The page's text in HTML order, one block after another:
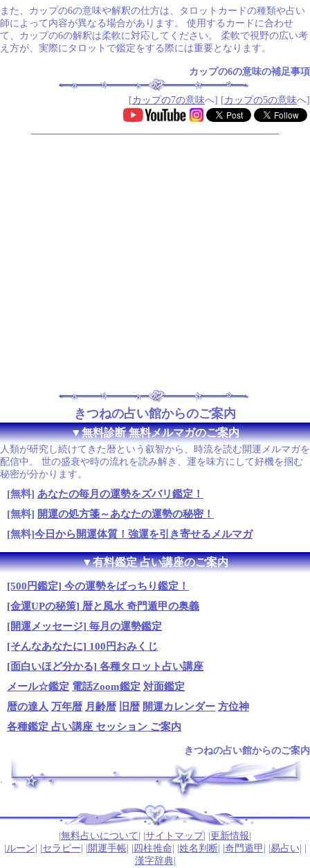
また、カップの6の意味や解釈の仕方は、タロットカードの種類や占い
師によって内容が異なる場合があります。 使用するカードに合わせ
て、カップの6の解釈は柔軟に対応してください。 柔軟で視野の広い考
え方が、実際にタロットで鑑定をする際には重要となります。
カップの6の意味の補足事項
[カップの7の意味へ] [カップの5の意味へ]
きつねの占い館からのご案内
▼無料診断 無料メルマガのご案内
人類が研究し続けてきた暦という叡智から、時流を読む開運メルマガを
配信中。 世の盛衰や時の流れを読み解き、運を味方にして好機を掴む
秘密が分かります。
[無料] あなたの毎月の運勢をズバリ鑑定！
[無料] 開運の処方箋～あなたの運勢の秘密！
[無料]今日から開運体質！強運を引き寄せるメルマガ
▼有料鑑定 占い講座のご案内
[500円鑑定] 今の運勢をばっちり鑑定！
[金運UPの秘策] 暦と風水 奇門遁甲の奥義
[開運メッセージ] 毎月の運勢鑑定
[そんなあなたに] 100円おみくじ
[面白いほど分かる] 各種タロット占い講座
メール☆鑑定 電話Zoom鑑定 対面鑑定
暦の達人 万年暦 月齢暦 旧暦 開運カレンダー 方位神
各種鑑定 占い講座 セッション ご案内
きつねの占い館からのご案内
無料占いについて サイトマップ 更新情報
ルーン セラピー 開運手帳 四柱推命 姓名判断| | 奇門遁甲 易占い
漢字辞典|